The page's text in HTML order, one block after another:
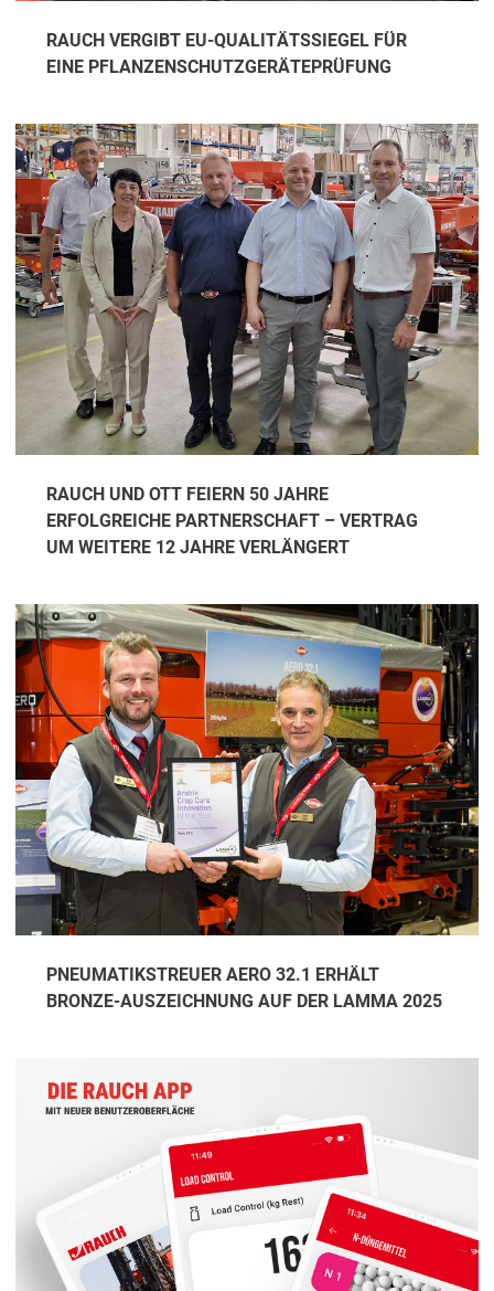
RAUCH VERGIBT EU-QUALITÄTSSIEGEL FÜR
EINE PFLANZENSCHUTZGERÄTEPRÜFUNG
RAUCH UND OTT FEIERN 50 JAHRE
ERFOLGREICHE PARTNERSCHAFT – VERTRAG
UM WEITERE 12 JAHRE VERLÄNGERT
PNEUMATIKSTREUER AERO 32.1 ERHÄLT
BRONZE-AUSZEICHNUNG AUF DER LAMMA 2025